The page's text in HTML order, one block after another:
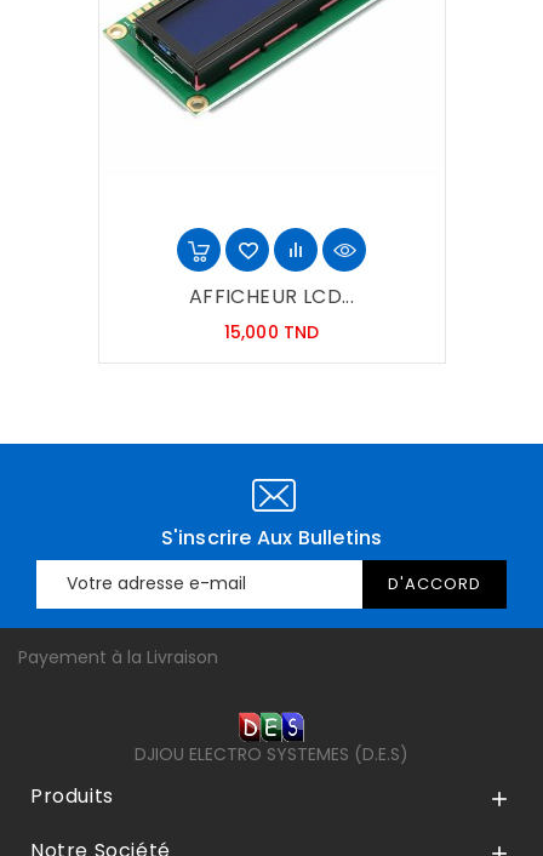
AFFICHEUR LCD...
15,000 TNDPrix
S'inscrire Aux Bulletins
Payement à la Livraison
DJIOU ELECTRO SYSTEMES (D.E.S)
Produits 
Notre Société